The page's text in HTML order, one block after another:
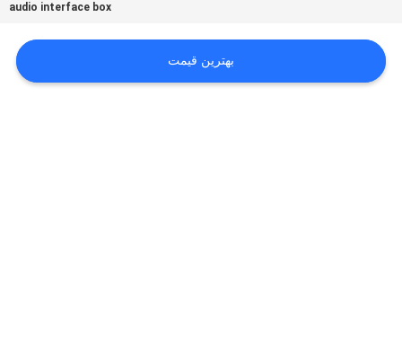
بگیرید
اخبار
audio interface box
بهترین قیمت